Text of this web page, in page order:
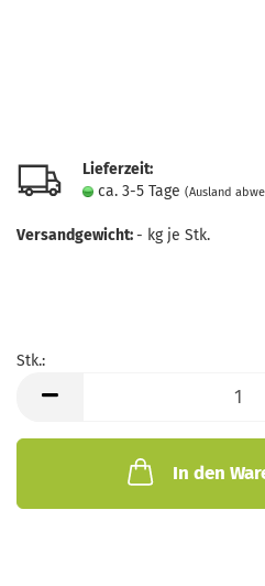
Lieferzeit:
ca. 3-5 Tage (Ausland
Versandgewicht:- kg je Stk.
Stk.:
In den